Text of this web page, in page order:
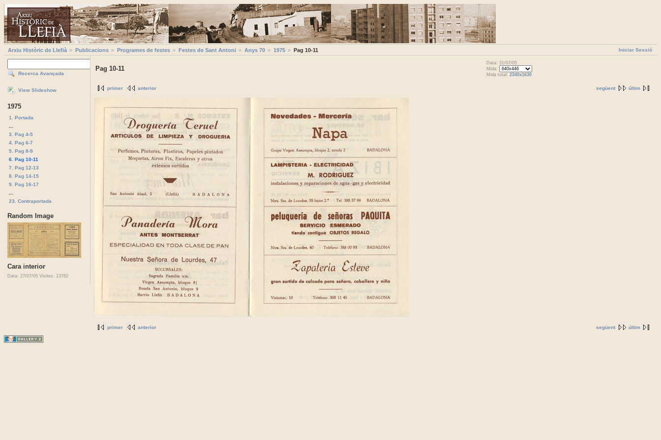
Iniciar Sessió
Arxiu Històric de Llefià Publicacions Programes de festes Festes de Sant Antoni Anys 70 1975 Pag 10-11
Recerca Avançada
View Slideshow
1975
1. Portada
3. Pag 4-5
4. Pag 6-7
5. Pag 8-9
6. Pag 10-11
7. Pag 12-13
8. Pag 14-15
9. Pag 16-17
23. Contraportada
Random Image
Cara interior
Data: 27/07/05 Visites: 13782
Pag 10-11
Data: 31/07/05
Mida:
Mida total: 2340x1630
següent últim
primer anterior
següent últim
primer anterior